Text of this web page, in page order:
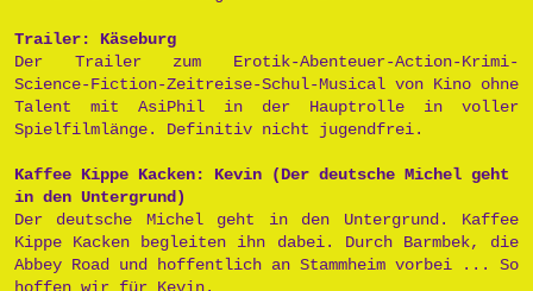
Trailer: Käseburg
Der Trailer zum Erotik-Abenteuer-Action-Krimi-
Science-Fiction-Zeitreise-Schul-Musical von Kino ohne
Talent mit AsiPhil in der Hauptrolle in voller
Spielfilmlänge. Definitiv nicht jugendfrei.
Kaffee Kippe Kacken: Kevin (Der deutsche Michel geht
in den Untergrund)
Der deutsche Michel geht in den Untergrund. Kaffee
Kippe Kacken begleiten ihn dabei. Durch Barmbek, die
Abbey Road und hoffentlich an Stammheim vorbei ... So
hoffen wir für Kevin.